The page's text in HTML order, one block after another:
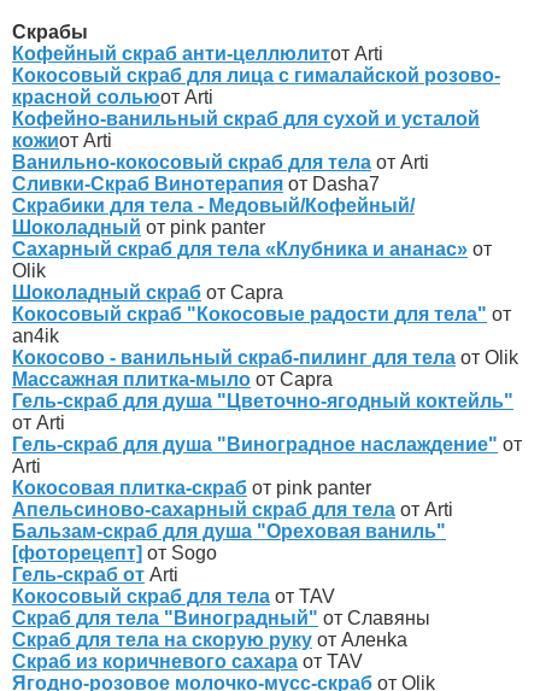
Скрабы
Кофейный скраб анти-целлюлитот Arti
Кокосовый скраб для лица с гималайской розово-
красной сольюот Arti
Кофейно-ванильный скраб для сухой и усталой
кожиот Arti
Ванильно-кокосовый скраб для тела от Arti
Сливки-Скраб Винотерапия от Dasha7
Скрабики для тела - Медовый/Кофейный/
Шоколадный от pink panter
Сахарный скраб для тела «Клубника и ананас» от
Olik
Шоколадный скраб от Capra
Кокосовый скраб "Кокосовые радости для тела" от
an4ik
Кокосово - ванильный скраб-пилинг для тела от Olik
Массажная плитка-мыло от Capra
Гель-скраб для душа "Цветочно-ягодный коктейль"
от Arti
Гель-скраб для душа "Виноградное наслаждение" от
Arti
Кокосовая плитка-скраб от pink panter
Апельсиново-сахарный скраб для тела от Arti
Бальзам-скраб для душа "Ореховая ваниль"
[фоторецепт] от Sogo
Гель-скраб от Arti
Кокосовый скраб для тела от TAV
Скраб для тела "Виноградный" от Славяны
Скраб для тела на скорую руку от Аленka
Скраб из коричневого сахара от TAV
Ягодно-розовое молочко-мусс-скраб от Olik